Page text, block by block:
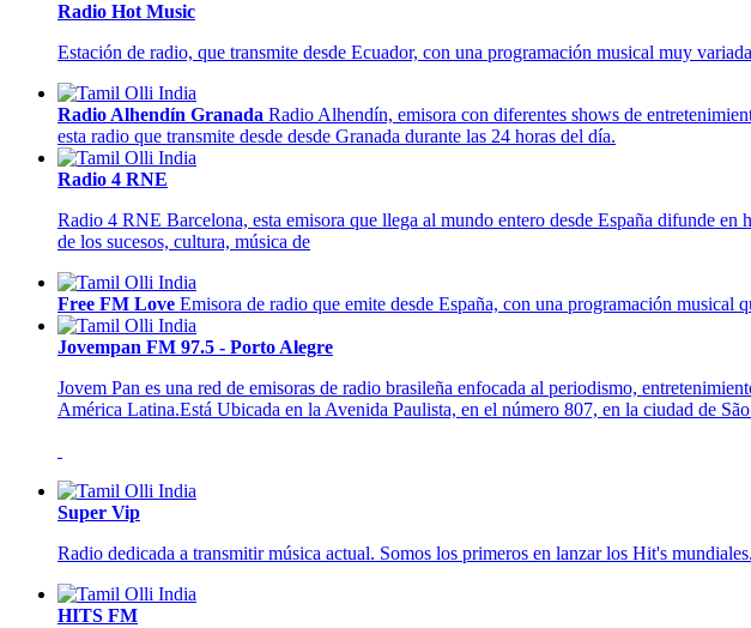
Radio Hot Music
Estación de radio, que transmite desde Ecuador, con una programación musical muy
Radio Alhendín Granada Radio Alhendín, emisora con diferentes shows de
esta radio que transmite desde desde Granada durante las 24 horas del día.
Radio 4 RNE
Radio 4 RNE Barcelona, esta emisora que llega al mundo entero desde España difunde
de los sucesos, cultura, música de
Free FM Love Emisora de radio que emite desde España, con una programación musical
Jovempan FM 97.5 - Porto Alegre
Jovem Pan es una red de emisoras de radio brasileña enfocada al periodismo,
América Latina.Está Ubicada en la Avenida Paulista, en el número 807, en la ciudad de
Super Vip
Radio dedicada a transmitir música actual. Somos los primeros en lanzar los Hit's mundiales.
HITS FM